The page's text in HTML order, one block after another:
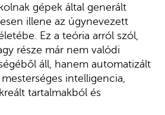
gépek által generált
illene az úgynevezett
Ez a teória arról szól,
része már nem valódi
áll, hanem automatizált
intelligencia,
tartalmakból és